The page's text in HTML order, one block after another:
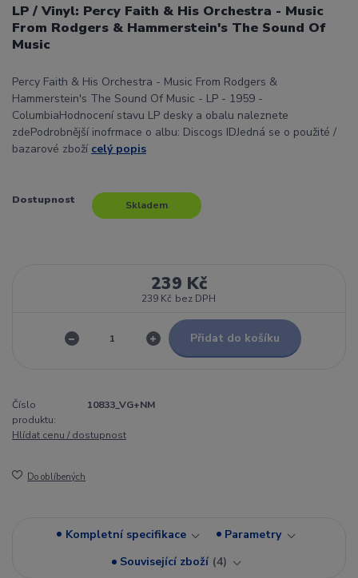
LP / Vinyl: Percy Faith & His Orchestra - Music
From Rodgers & Hammerstein's The Sound Of
Music
Percy Faith & His Orchestra - Music From Rodgers &
Hammerstein's The Sound Of Music - LP - 1959 -
ColumbiaHodnocení stavu LP desky a obalu naleznete
zdePodrobnější inofrmace o albu: Discogs IDJedná se o použité /
bazarové zboží celý popis
Dostupnost Skladem
239 Kč
239 Kč bez DPH
Přidat do košíku
Číslo
produktu:
10833_VG+NM
Hlídat cenu / dostupnost
Do oblíbených
Kompletní specifikace
Parametry
Související zboží 4